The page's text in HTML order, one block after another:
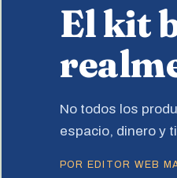
El kit
No todos los
espacio, dinero y
POR EDITOR WEB